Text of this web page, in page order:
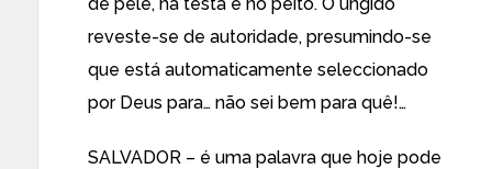
reveste-se de autoridade, presumindo-se
que está automaticamente seleccionado
por Deus para… não sei bem para quê!…
SALVADOR – é uma palavra que hoje pode